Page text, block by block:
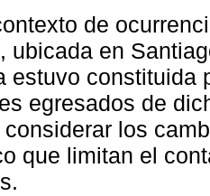
de
ubicada en
estuvo constituida
egresados de
los
que limitan el